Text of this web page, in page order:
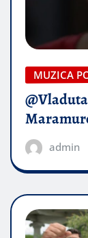
MUZICA
admin